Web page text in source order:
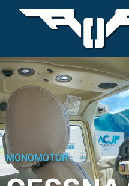
MONOMOTOR